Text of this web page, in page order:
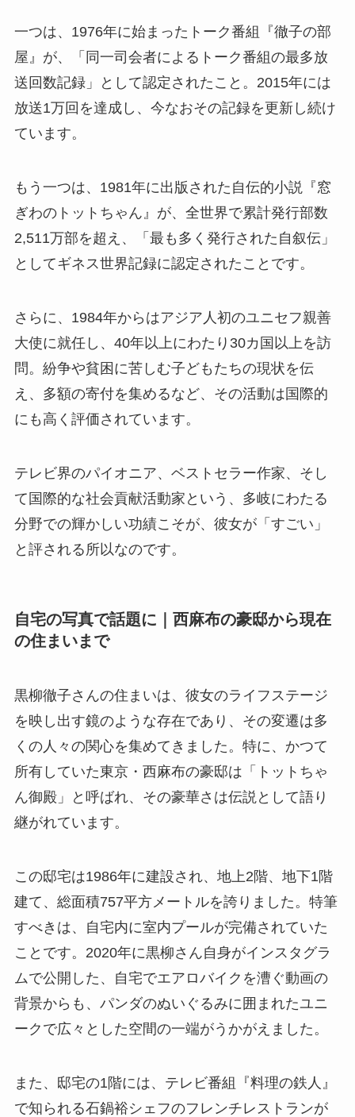
一つは、1976年に始まったトーク番組『徹子の部
屋』が、「同一司会者によるトーク番組の最多放
送回数記録」として認定されたこと。2015年には
放送1万回を達成し、今なおその記録を更新し続け
ています。
もう一つは、1981年に出版された自伝的小説『窓
ぎわのトットちゃん』が、全世界で累計発行部数
2,511万部を超え、「最も多く発行された自叙伝」
としてギネス世界記録に認定されたことです。
さらに、1984年からはアジア人初のユニセフ親善
大使に就任し、40年以上にわたり30カ国以上を訪
問。紛争や貧困に苦しむ子どもたちの現状を伝
え、多額の寄付を集めるなど、その活動は国際的
にも高く評価されています。
テレビ界のパイオニア、ベストセラー作家、そし
て国際的な社会貢献活動家という、多岐にわたる
分野での輝かしい功績こそが、彼女が「すごい」
と評される所以なのです。
自宅の写真で話題に｜西麻布の豪邸から現在
の住まいまで
黒柳徹子さんの住まいは、彼女のライフステージ
を映し出す鏡のような存在であり、その変遷は多
くの人々の関心を集めてきました。特に、かつて
所有していた東京・西麻布の豪邸は「トットちゃ
ん御殿」と呼ばれ、その豪華さは伝説として語り
継がれています。
この邸宅は1986年に建設され、地上2階、地下1階
建て、総面積757平方メートルを誇りました。特筆
すべきは、自宅内に室内プールが完備されていた
ことです。2020年に黒柳さん自身がインスタグラ
ムで公開した、自宅でエアロバイクを漕ぐ動画の
背景からも、パンダのぬいぐるみに囲まれたユニ
ークで広々とした空間の一端がうかがえました。
また、邸宅の1階には、テレビ番組『料理の鉄人』
で知られる石鍋裕シェフのフレンチレストランが